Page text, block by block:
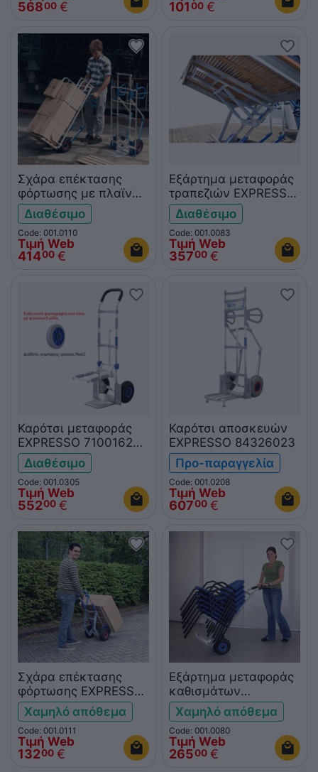
56800 € 10100 €
Σχάρα επέκτασης
φόρτωσης με πλαϊνά
EXPRESSO 1311
Διαθέσιμο
Code: 001.0110
Τιμή Web
41400 €
Εξάρτημα μεταφοράς
τραπεζιών EXPRESSO
1050
Διαθέσιμο
Code: 001.0083
Τιμή Web
35700 €
Καρότσι μεταφοράς
EXPRESSO 7100162
με 104403
Διαθέσιμο
Code: 001.0305
Τιμή Web
55200 €
Καρότσι αποσκευών
EXPRESSO 84326023
Προ-παραγγελία
Code: 001.0208
Τιμή Web
60700 €
Σχάρα επέκτασης
φόρτωσης EXPRESSO
1312
Χαμηλό απόθεμα
Code: 001.0111
Τιμή Web
13200 €
Εξάρτημα μεταφοράς
καθισμάτων
EXPRESSO 1044
Χαμηλό απόθεμα
Code: 001.0080
Τιμή Web
26500 €